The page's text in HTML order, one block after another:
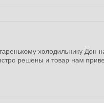
холодильнику
решены и товар нам